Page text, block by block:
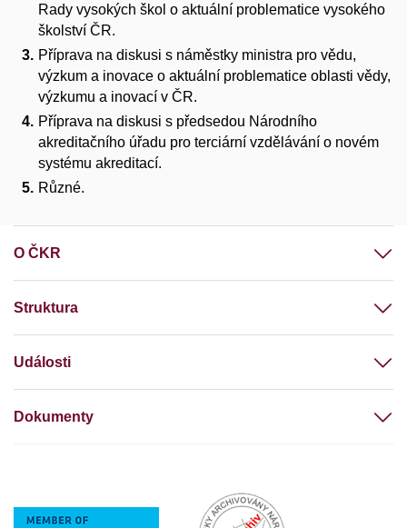
Rady vysokých škol o aktuální problematice vysokého
školství ČR.
Příprava na diskusi s náměstky ministra pro vědu,
výzkum a inovace o aktuální problematice oblasti vědy,
výzkumu a inovací v ČR.
Příprava na diskusi s předsedou Národního
akreditačního úřadu pro terciární vzdělávání o novém
systému akreditací.
Různé.
O ČKR
Struktura
Události
Dokumenty